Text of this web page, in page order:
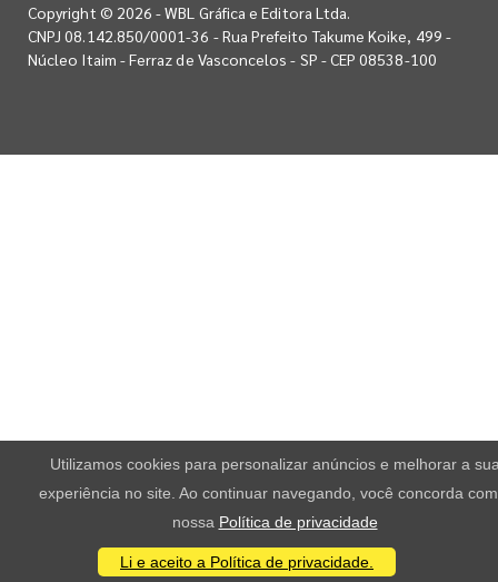
Copyright © 2026 - WBL Gráfica e Editora Ltda.
CNPJ 08.142.850/0001-36 - Rua Prefeito Takume Koike, 499 -
Núcleo Itaim - Ferraz de Vasconcelos - SP - CEP 08538-100
Utilizamos cookies para personalizar anúncios e melhorar a
experiência no site. Ao continuar navegando, você concorda
nossa Política de privacidade
Li e aceito a Política de privacidade.